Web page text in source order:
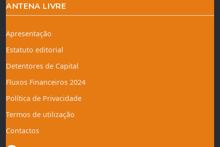
ANTENA LIVRE
Apresentação
Estatuto editorial
Detentores de Capital
Fluxos Financeiros 2024
Política de Privacidade
Termos de utilização
Contactos